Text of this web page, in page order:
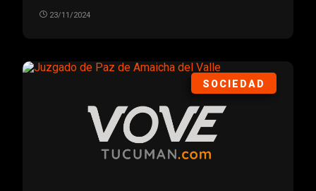
23/11/2024
SOCIEDAD